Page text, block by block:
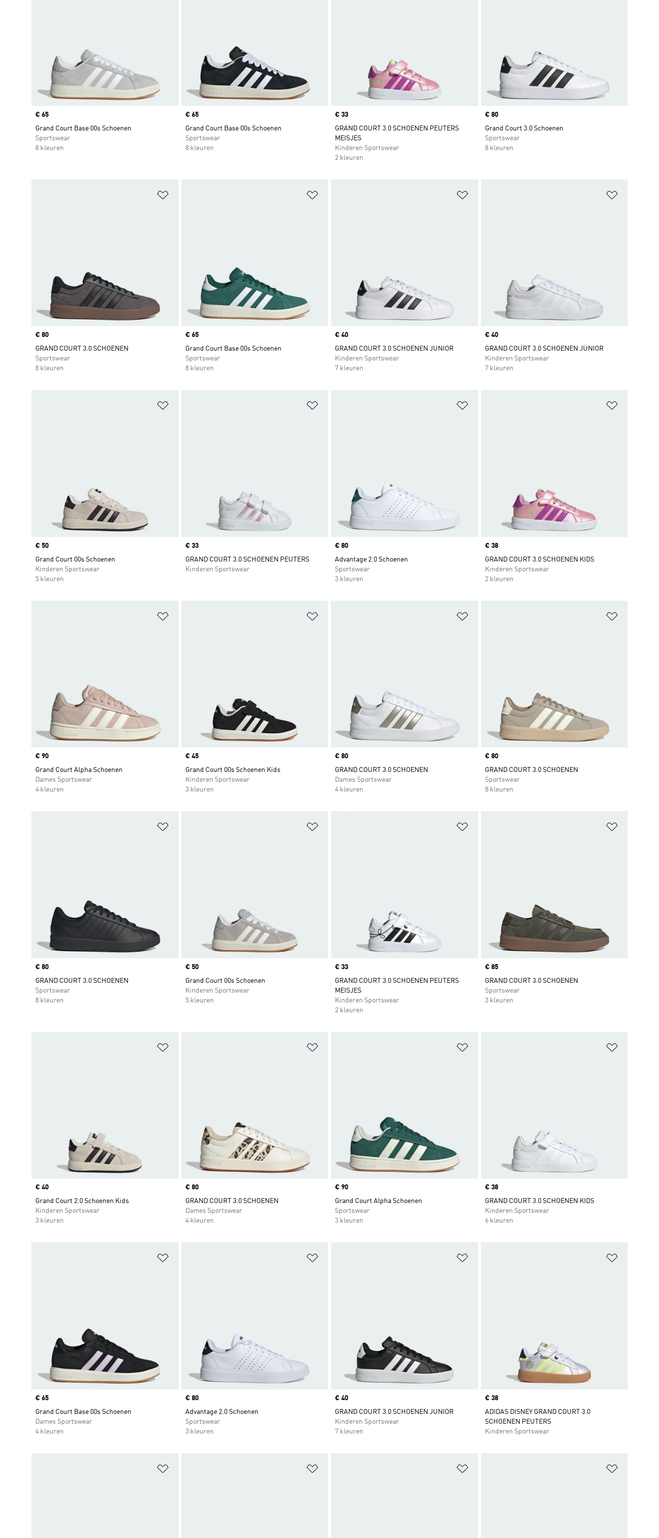
Price
€ 65
Grand Court Base 00s Schoenen
Sportswear
8 kleuren
Price
€ 65
Grand Court Base 00s Schoenen
Sportswear
8 kleuren
Price
€ 33
GRAND COURT 3.0 SCHOENEN PEUTERS
MEISJES
Kinderen Sportswear
2 kleuren
Price
€ 80
Grand Court 3.0 Schoenen
Sportswear
8 kleuren
Price
€ 80
GRAND COURT 3.0 SCHOENEN
Sportswear
8 kleuren
Price
€ 65
Grand Court Base 00s Schoenen
Sportswear
8 kleuren
Price
€ 40
GRAND COURT 3.0 SCHOENEN JUNIOR
Kinderen Sportswear
7 kleuren
Price
€ 40
GRAND COURT 3.0 SCHOENEN JUNIOR
Kinderen Sportswear
7 kleuren
Price
€ 50
Grand Court 00s Schoenen
Kinderen Sportswear
5 kleuren
Price
€ 33
GRAND COURT 3.0 SCHOENEN PEUTERS
Kinderen Sportswear
Price
€ 80
Advantage 2.0 Schoenen
Sportswear
3 kleuren
Price
€ 38
GRAND COURT 3.0 SCHOENEN KIDS
Kinderen Sportswear
2 kleuren
Price
€ 90
Grand Court Alpha Schoenen
Dames Sportswear
4 kleuren
Price
€ 45
Grand Court 00s Schoenen Kids
Kinderen Sportswear
3 kleuren
Price
€ 80
GRAND COURT 3.0 SCHOENEN
Dames Sportswear
4 kleuren
Price
€ 80
GRAND COURT 3.0 SCHOENEN
Sportswear
8 kleuren
Price
€ 80
GRAND COURT 3.0 SCHOENEN
Sportswear
8 kleuren
Price
€ 50
Grand Court 00s Schoenen
Kinderen Sportswear
5 kleuren
Price
€ 33
GRAND COURT 3.0 SCHOENEN PEUTERS
MEISJES
Kinderen Sportswear
2 kleuren
Price
€ 85
GRAND COURT 3.0 SCHOENEN
Sportswear
3 kleuren
Price
€ 40
Grand Court 2.0 Schoenen Kids
Kinderen Sportswear
3 kleuren
Price
€ 80
GRAND COURT 3.0 SCHOENEN
Dames Sportswear
4 kleuren
Price
€ 90
Grand Court Alpha Schoenen
Sportswear
3 kleuren
Price
€ 38
GRAND COURT 3.0 SCHOENEN KIDS
Kinderen Sportswear
6 kleuren
Price
€ 65
Grand Court Base 00s Schoenen
Dames Sportswear
4 kleuren
Price
€ 80
Advantage 2.0 Schoenen
Sportswear
3 kleuren
Price
€ 40
GRAND COURT 3.0 SCHOENEN JUNIOR
Kinderen Sportswear
7 kleuren
Price
€ 38
ADIDAS DISNEY GRAND COURT 3.0
SCHOENEN PEUTERS
Kinderen Sportswear